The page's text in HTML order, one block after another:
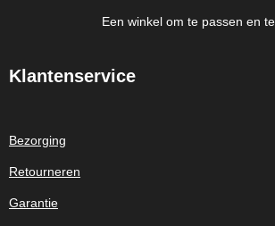
Een winkel om te passen en
Klantenservice
Bezorging
Retourneren
Garantie